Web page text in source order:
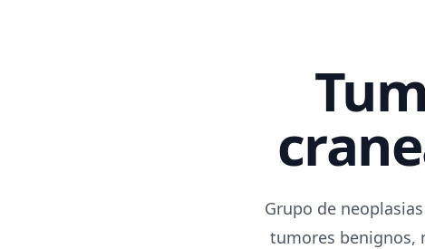
Grupo de
tumores benignos,